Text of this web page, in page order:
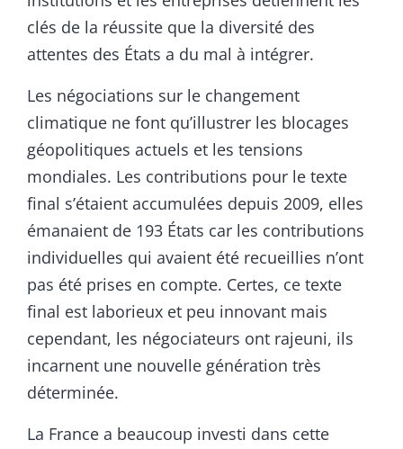
clés de la réussite que la diversité des
attentes des États a du mal à intégrer.
Les négociations sur le changement
climatique ne font qu’illustrer les blocages
géopolitiques actuels et les tensions
mondiales. Les contributions pour le texte
final s’étaient accumulées depuis 2009, elles
émanaient de 193 États car les contributions
individuelles qui avaient été recueillies n’ont
pas été prises en compte. Certes, ce texte
final est laborieux et peu innovant mais
cependant, les négociateurs ont rajeuni, ils
incarnent une nouvelle génération très
déterminée.
La France a beaucoup investi dans cette